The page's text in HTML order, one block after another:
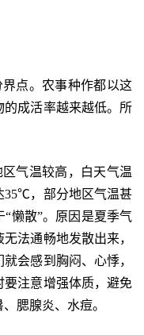
点。农事种作都以这
成活率越来越低。所
气温较高，白天气温
35℃，部分地区气温甚
懒散”。原因是夏季气
法通畅地发散出来，
会感到胸闷、心悸，
注意增强体质，避免
腮腺炎、水痘。